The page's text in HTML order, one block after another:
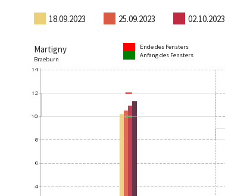
18.09.2023 25.09.2023 02.10.2023
Martigny
Braeburn
Ende des Fensters
Anfang des Fensters